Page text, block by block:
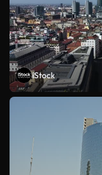
iStock